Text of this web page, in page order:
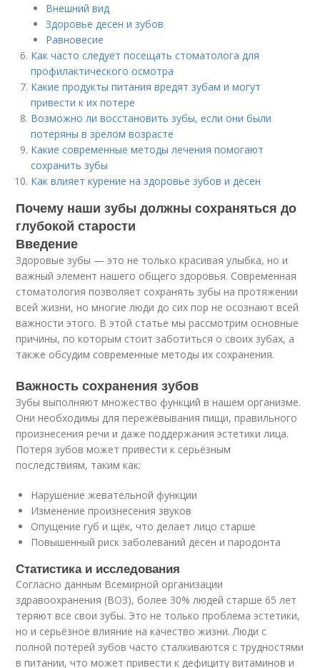
Внешний вид
Здоровье десен и зубов
Равновесие
Как часто следует посещать стоматолога для
профилактического осмотра
Какие продукты питания вредят зубам и могут
привести к их потере
Возможно ли восстановить зубы, если они были
потеряны в зрелом возрасте
Какие современные методы лечения помогают
сохранить зубы
Как влияет курение на здоровье зубов и десен
Почему наши зубы должны сохраняться до
глубокой старости
Введение
Здоровые зубы — это не только красивая улыбка, но и
важный элемент нашего общего здоровья. Современная
стоматология позволяет сохранять зубы на протяжении
всей жизни, но многие люди до сих пор не осознают всей
важности этого. В этой статье мы рассмотрим основные
причины, по которым стоит заботиться о своих зубах, а
также обсудим современные методы их сохранения.
Важность сохранения зубов
Зубы выполняют множество функций в нашем организме.
Они необходимы для пережёвывания пищи, правильного
произнесения речи и даже поддержания эстетики лица.
Потеря зубов может привести к серьёзным
последствиям, таким как:
Нарушение жевательной функции
Изменение произнесения звуков
Опущение губ и щёк, что делает лицо старше
Повышенный риск заболеваний дёсен и пародонта
Статистика и исследования
Согласно данным Всемирной организации
здравоохранения (ВОЗ), более 30% людей старше 65 лет
теряют все свои зубы. Это не только проблема эстетики,
но и серьёзное влияние на качество жизни. Люди с
полной потерей зубов часто сталкиваются с трудностями
в питании, что может привести к дефициту витаминов и